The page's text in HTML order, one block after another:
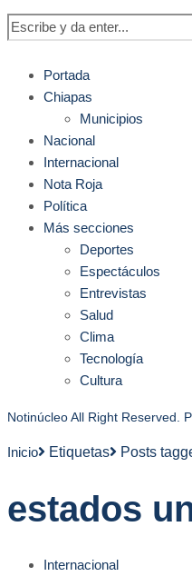
Portada
Chiapas
Municipios
Nacional
Internacional
Nota Roja
Política
Más secciones
Deportes
Espectáculos
Entrevistas
Salud
Clima
Tecnología
Cultura
Notinúcleo All Right Reserved.
Inicio Etiquetas Posts
estados
Internacional